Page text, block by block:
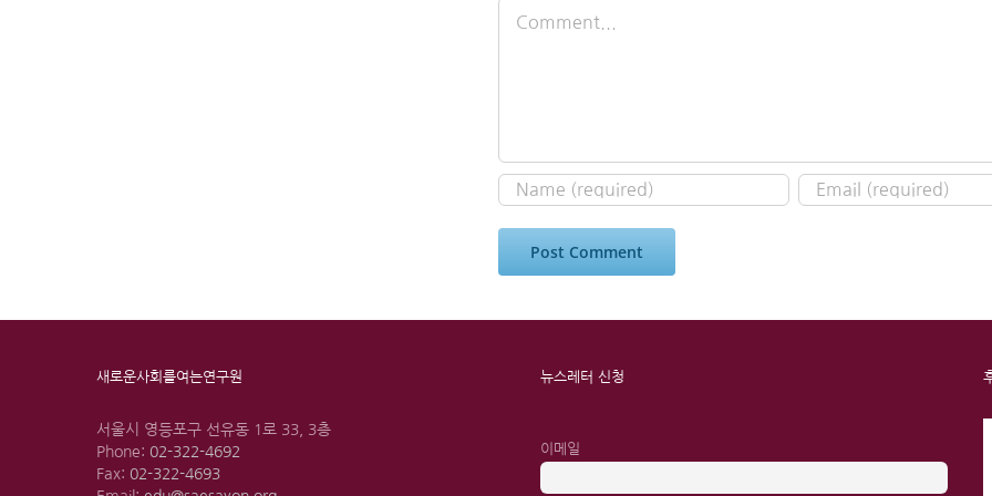
새로운사회를여는연구원
서울시 영등포구 선유동 1로 33, 3층
Phone: 02-322-4692
Fax: 02-322-4693
뉴스레터 신청
이메일